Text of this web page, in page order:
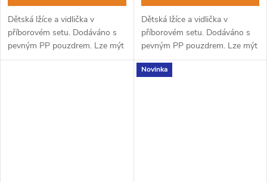
Dětská lžíce a vidlička v
příborovém setu. Dodáváno s
pevným PP pouzdrem. Lze mýt
v myčce na nádobí.
Dětská lžíce a vidlička v
příborovém setu. Dodáváno s
pevným PP pouzdrem. Lze mýt
v myčce na nádobí.
Novinka